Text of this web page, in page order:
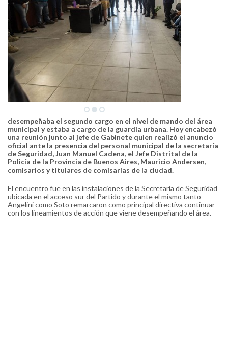
desempeñaba el segundo cargo en el nivel de mando del área
municipal y estaba a cargo de la guardia urbana. Hoy encabezó
una reunión junto al jefe de Gabinete quien realizó el anuncio
oficial ante la presencia del personal municipal de la secretaría
de Seguridad, Juan Manuel Cadena, el Jefe Distrital de la
Policía de la Provincia de Buenos Aires, Mauricio Andersen,
comisarios y titulares de comisarías de la ciudad.
El encuentro fue en las instalaciones de la Secretaría de Seguridad
ubicada en el acceso sur del Partido y durante el mismo tanto
Angelini como Soto remarcaron como principal directiva continuar
con los lineamientos de acción que viene desempeñando el área.